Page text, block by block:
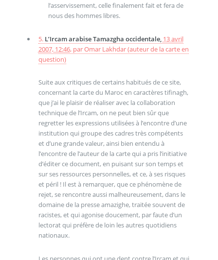
l’asservissement, celle finalement fait et fera de
nous des hommes libres.
5. L’Ircam arabise Tamazgha occidentale, 13 avril
2007, 12:46, parOmar Lakhdar (auteur de la carte en
question)
Suite aux critiques de certains habitués de ce site,
concernant la carte du Maroc en caractères tifinagh,
que j’ai le plaisir de réaliser avec la collaboration
technique de l’Ircam, on ne peut bien sûr que
regretter les expressions utilisées à l’encontre d’une
institution qui groupe des cadres très compétents
et d’une grande valeur, ainsi bien entendu à
l’encontre de l’auteur de la carte qui a pris l’initiative
d’éditer ce document, en puisant sur son temps et
sur ses ressources personnelles, et ce, à ses risques
et péril ! Il est à remarquer, que ce phénomène de
rejet, se rencontre aussi malheureusement, dans le
domaine de la presse amazighe, traitée souvent de
racistes, et qui agonise doucement, par faute d’un
lectorat qui préfère de loin les autres quotidiens
nationaux.